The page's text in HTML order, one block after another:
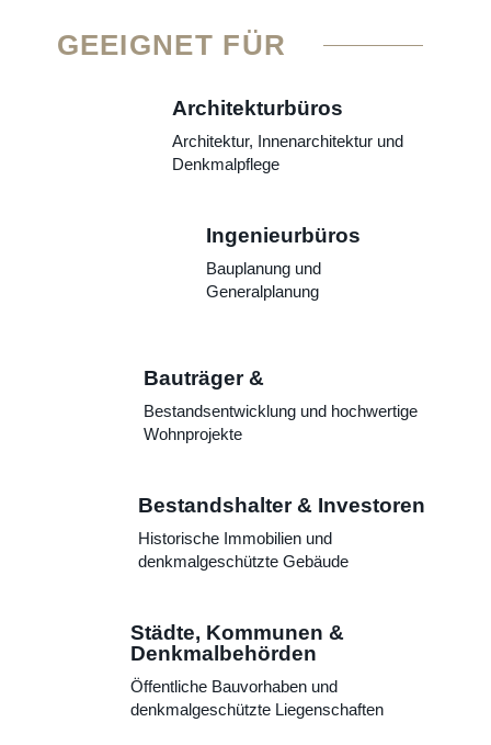
GEEIGNET FÜR
Architekturbüros
Architektur, Innenarchitektur und
Denkmalpflege
Ingenieurbüros
Bauplanung und
Generalplanung
Bauträger &
Bestandsentwicklung und hochwertige
Wohnprojekte
Bestandshalter & Investoren
Historische Immobilien und
denkmalgeschützte Gebäude
Städte, Kommunen &
Denkmalbehörden
Öffentliche Bauvorhaben und
denkmalgeschützte Liegenschaften